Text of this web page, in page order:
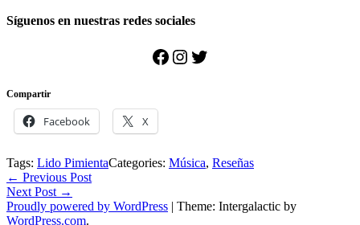
Síguenos en nuestras redes sociales
Facebook
Instagram
Twitter
Compartir
Facebook X
Tags: Lido PimientaCategories: Música, Reseñas
Post
navigation
← Previous Post
Next Post →
Proudly powered by WordPress | Theme: Intergalactic by
WordPress.com.